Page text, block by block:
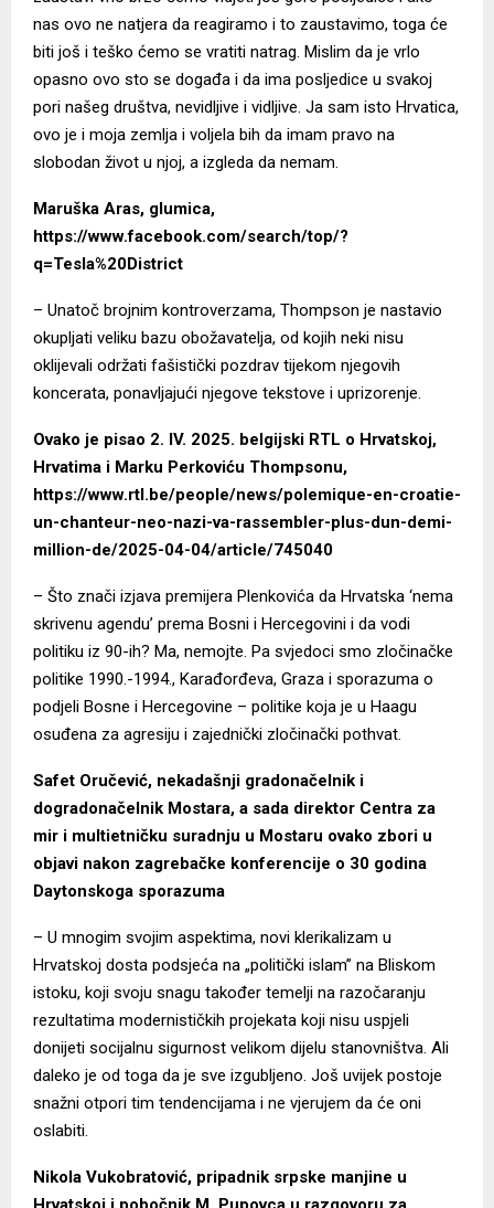
nas ovo ne natjera da reagiramo i to zaustavimo, toga će
biti još i teško ćemo se vratiti natrag. Mislim da je vrlo
opasno ovo sto se događa i da ima posljedice u svakoj
pori našeg društva, nevidljive i vidljive. Ja sam isto Hrvatica,
ovo je i moja zemlja i voljela bih da imam pravo na
slobodan život u njoj, a izgleda da nemam.
Maruška Aras, glumica,
https://www.facebook.com/search/top/?
q=Tesla%20District
– Unatoč brojnim kontroverzama, Thompson je nastavio
okupljati veliku bazu obožavatelja, od kojih neki nisu
oklijevali održati fašistički pozdrav tijekom njegovih
koncerata, ponavljajući njegove tekstove i uprizorenje.
Ovako je pisao 2. IV. 2025. belgijski RTL o Hrvatskoj,
Hrvatima i Marku Perkoviću Thompsonu,
https://www.rtl.be/people/news/polemique-en-croatie-
un-chanteur-neo-nazi-va-rassembler-plus-dun-demi-
million-de/2025-04-04/article/745040
– Što znači izjava premijera Plenkovića da Hrvatska ‘nema
skrivenu agendu’ prema Bosni i Hercegovini i da vodi
politiku iz 90-ih? Ma, nemojte. Pa svjedoci smo zločinačke
politike 1990.-1994., Karađorđeva, Graza i sporazuma o
podjeli Bosne i Hercegovine – politike koja je u Haagu
osuđena za agresiju i zajednički zločinački pothvat.
Safet Oručević, nekadašnji gradonačelnik i
dogradonačelnik Mostara, a sada direktor Centra za
mir i multietničku suradnju u Mostaru ovako zbori u
objavi nakon zagrebačke konferencije o 30 godina
Daytonskoga sporazuma
– U mnogim svojim aspektima, novi klerikalizam u
Hrvatskoj dosta podsjeća na „politički islam” na Bliskom
istoku, koji svoju snagu također temelji na razočaranju
rezultatima modernističkih projekata koji nisu uspjeli
donijeti socijalnu sigurnost velikom dijelu stanovništva. Ali
daleko je od toga da je sve izgubljeno. Još uvijek postoje
snažni otpori tim tendencijama i ne vjerujem da će oni
oslabiti.
Nikola Vukobratović, pripadnik srpske manjine u